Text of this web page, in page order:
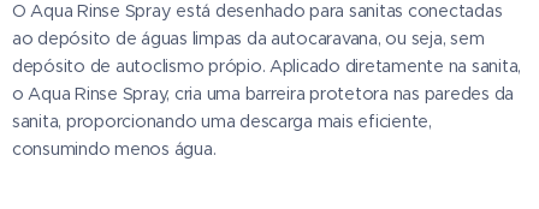
O Aqua Rinse Spray está desenhado para sanitas conectadas
ao depósito de águas limpas da autocaravana, ou seja, sem
depósito de autoclismo própio. Aplicado diretamente na sanita,
o Aqua Rinse Spray, cria uma barreira protetora nas paredes da
sanita, proporcionando uma descarga mais eficiente,
consumindo menos água.